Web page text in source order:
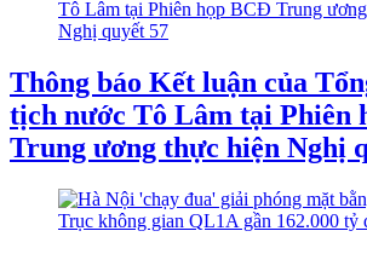
Thông báo Kết luận của
tịch nước Tô Lâm tại Phiên
Trung ương thực hiện Nghị